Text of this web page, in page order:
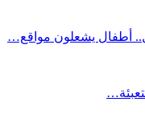
أطفال يشعلون مواقع…